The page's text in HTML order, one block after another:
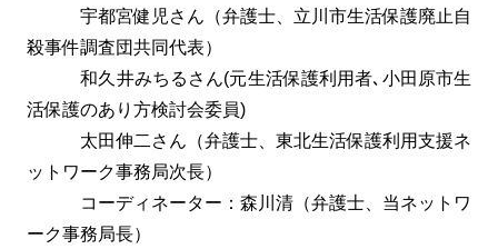
宇都宮健児さん（弁護士、立川市生活保護廃止自
殺事件調査団共同代表）
和久井みちるさん(元生活保護利用者､小田原市生
活保護のあり方検討会委員)
太田伸二さん（弁護士、東北生活保護利用支援ネ
ットワーク事務局次長）
コーディネーター：森川清（弁護士、当ネットワ
ーク事務局長）